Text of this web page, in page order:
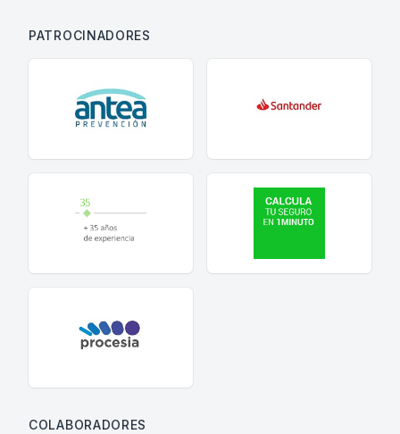
PATROCINADORES
COLABORADORES